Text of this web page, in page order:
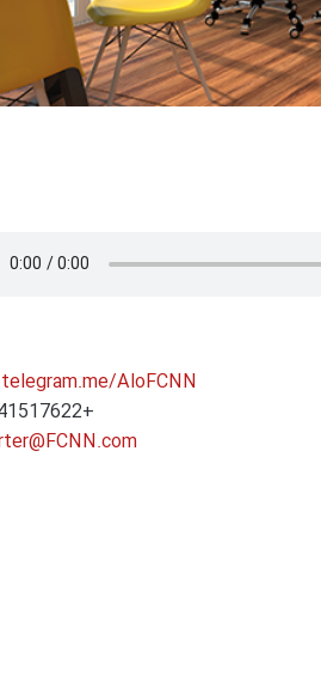
AloFCNN